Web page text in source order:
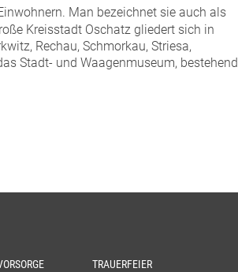
Man bezeichnet sie auch als
Kreisstadt Oschatz gliedert sich in
Rechau, Schmorkau, Striesa,
Stadt- und Waagenmuseum, bestehend
TRAUERFEIER